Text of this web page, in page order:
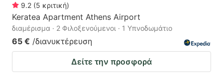
9.2 (5 κριτική)
Keratea Apartment Athens Airport
διαμέρισμα · 2 Φιλοξενούμενοι · 1 Υπνοδωμάτιο
65 € /διανυκτέρευση
Δείτε την προσφορά